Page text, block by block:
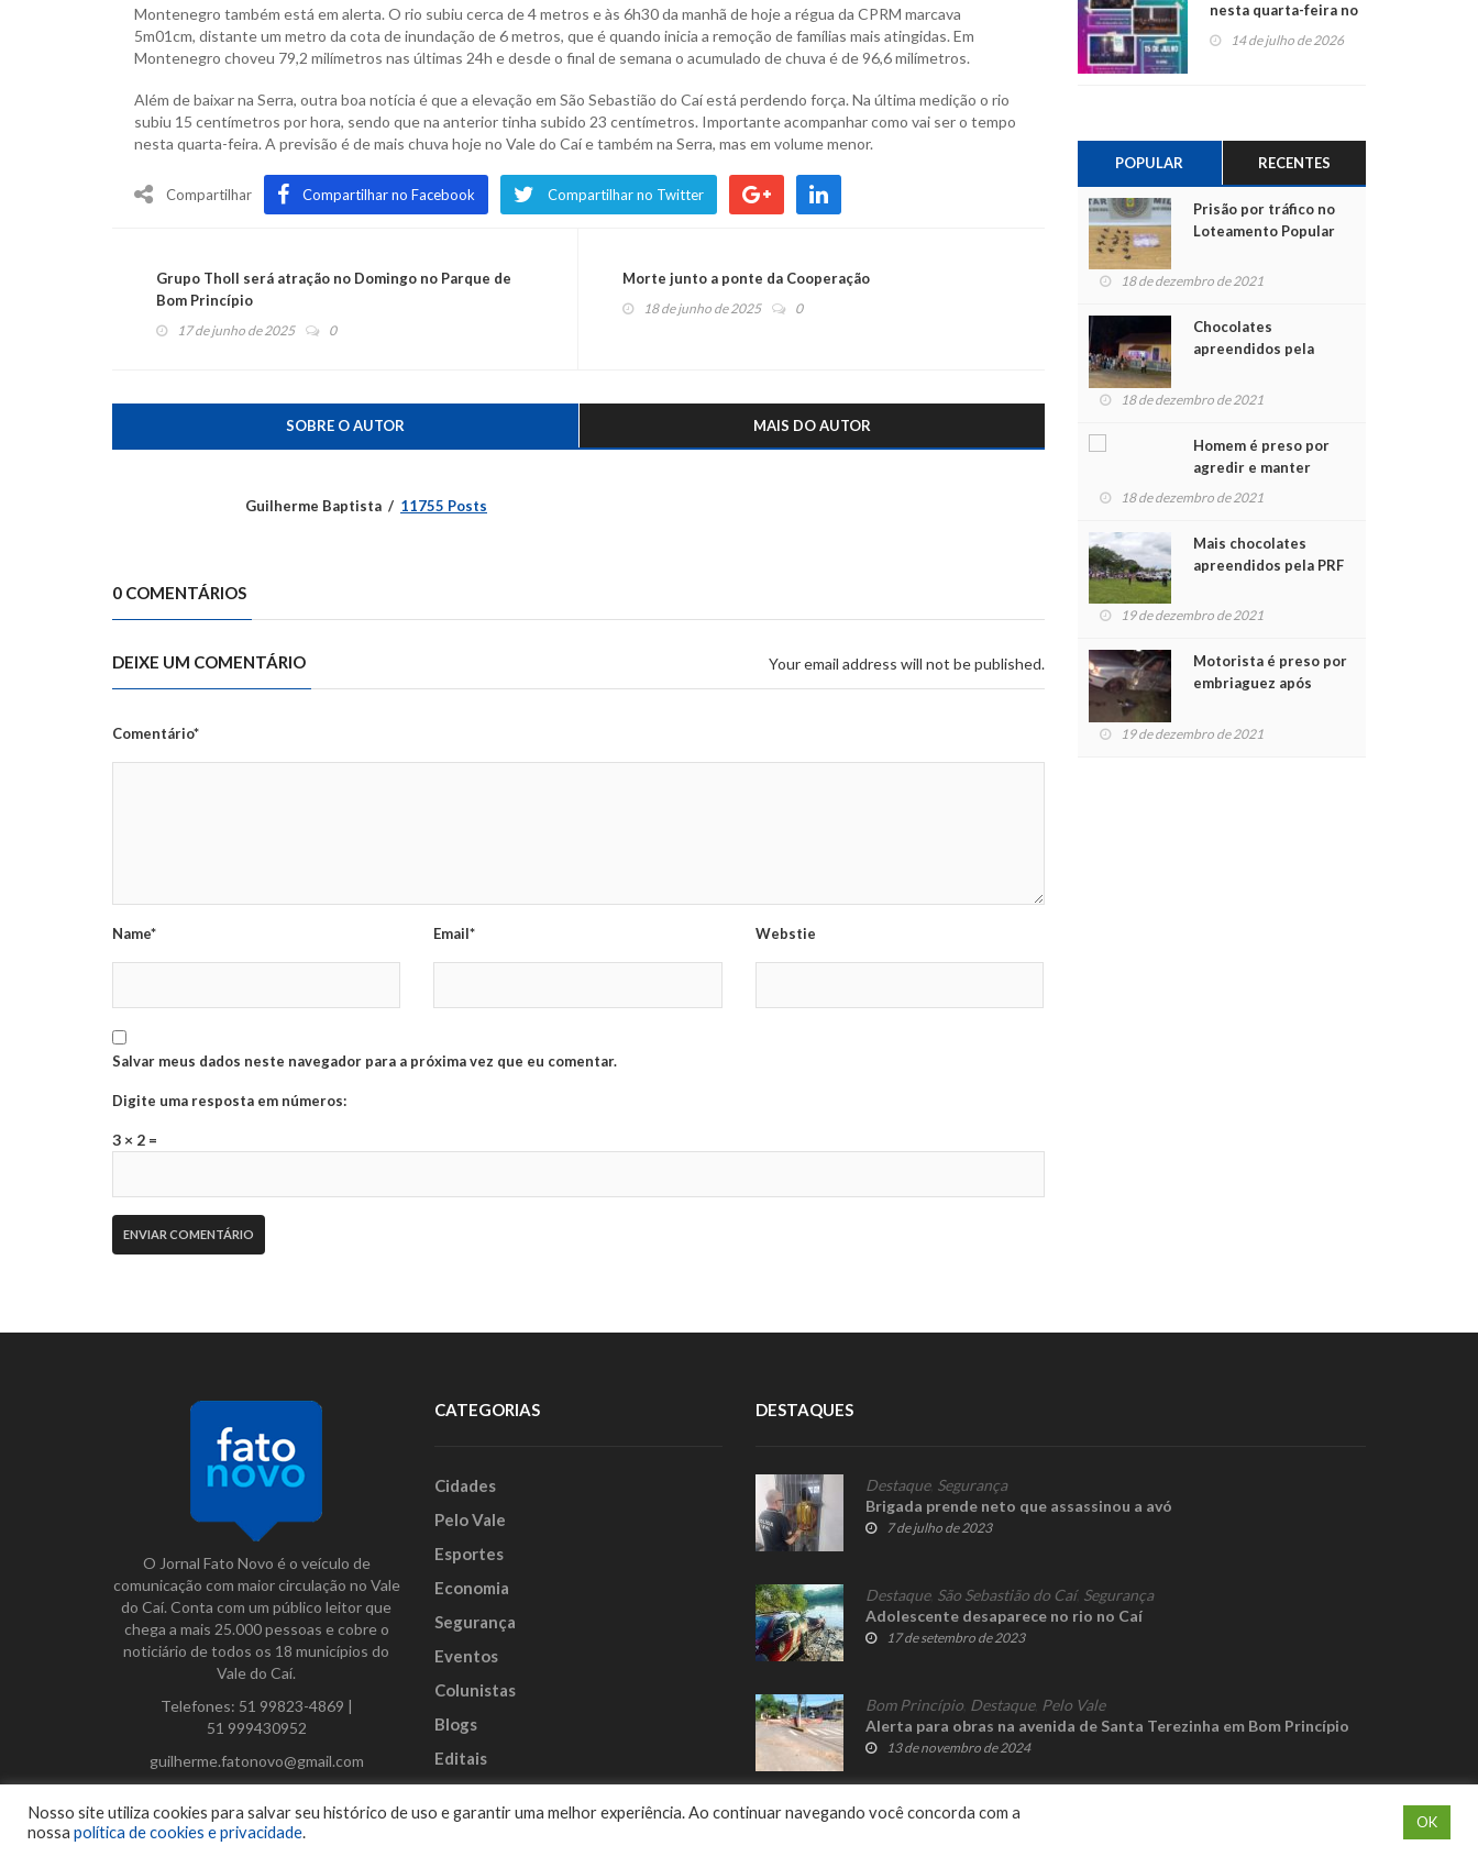
Montenegro também está em alerta. O rio subiu cerca de 4 metros e às 6h30 da manhã de hoje a régua da CPRM marcava
5m01cm, distante um metro da cota de inundação de 6 metros, que é quando inicia a remoção de famílias mais atingidas. Em
Montenegro choveu 79,2 milímetros nas últimas 24h e desde o final de semana o acumulado de chuva é de 96,6 milímetros.
Além de baixar na Serra, outra boa notícia é que a elevação em São Sebastião do Caí está perdendo força. Na última medição o rio
subiu 15 centímetros por hora, sendo que na anterior tinha subido 23 centímetros. Importante acompanhar como vai ser o tempo
nesta quarta-feira. A previsão é de mais chuva hoje no Vale do Caí e também na Serra, mas em volume menor.
Compartilhar Compartilhar no Facebook Compartilhar no Twitter
Grupo Tholl será atração no Domingo no Parque de
Bom Princípio
17 de junho de 2025 0
Morte junto a ponte da Cooperação
18 de junho de 2025 0
SOBRE O AUTOR MAIS DO AUTOR
Guilherme Baptista 11755 Posts
0 COMENTÁRIOS
DEIXE UM COMENTÁRIO Your email address will not be published.
Comentário*
Name* Email* Webstie
Salvar meus dados neste navegador para a próxima vez que eu comentar.
Digite uma resposta em números:
3 × 2 =
nesta quarta-feira no
Centro de Cultura de
14 de julho de 2026
POPULAR RECENTES
Prisão por tráfico no
Loteamento Popular
18 de dezembro de 2021
Chocolates
apreendidos pela
para crianças na
18 de dezembro de 2021
Homem é preso por
agredir e manter
mulher em cárcere
18 de dezembro de 2021
Mais chocolates
apreendidos pela PRF
crianças no Natal
19 de dezembro de 2021
Motorista é preso por
embriaguez após
feridos
19 de dezembro de 2021
O Jornal Fato Novo é o veículo de
comunicação com maior circulação no Vale
do Caí. Conta com um público leitor que
chega a mais 25.000 pessoas e cobre o
noticiário de todos os 18 municípios do
Vale do Caí.
Telefones: 51 99823-4869 |
51 999430952
guilherme.fatonovo@gmail.com
Facebook
Instagram
Twitter
CATEGORIAS
Cidades
Pelo Vale
Esportes
Economia
Segurança
Eventos
Colunistas
Blogs
Editais
DESTAQUES
Destaque, Segurança
Brigada prende neto que assassinou a avó
7 de julho de 2023
Destaque, São Sebastião do Caí, Segurança
Adolescente desaparece no rio no Caí
17 de setembro de 2023
Bom Princípio Destaque, Pelo Vale
Alerta para obras na avenida de Santa Terezinha em Bom Princípio
13 de novembro de 2024
Nosso site utiliza cookies para salvar seu histórico de uso e garantir uma melhor experiência. Ao continuar navegando você concorda com a
nossa política de cookies e privacidade.
OK